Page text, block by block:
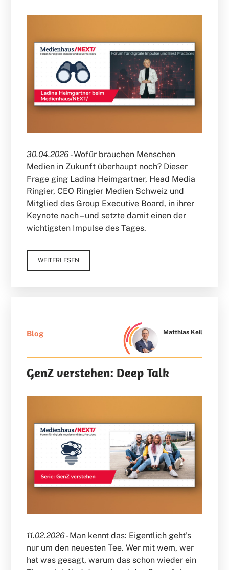
30.04.2026 -Wofür brauchen Menschen
Medien in Zukunft überhaupt noch? Dieser
Frage ging Ladina Heimgartner, Head Media
Ringier, CEO Ringier Medien Schweiz und
Mitglied des Group Executive Board, in ihrer
Keynote nach – und setzte damit einen der
wichtigsten Impulse des Tages.
WEITERLESEN
Blog Matthias Keil
GenZ verstehen: Deep Talk
11.02.2026 -Man kennt das: Eigentlich geht’s
nur um den neuesten Tee. Wer mit wem, wer
hat was gesagt, warum das schon wieder ein